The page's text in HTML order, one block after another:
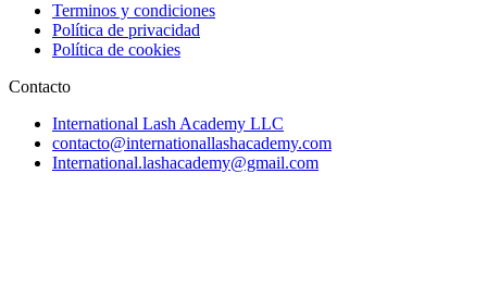
Terminos y condiciones
Política de privacidad
Política de cookies
Contacto
International Lash Academy LLC
contacto@internationallashacademy.com
International.lashacademy@gmail.com